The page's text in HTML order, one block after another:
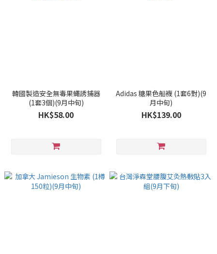
韓國製造安全無毒果蠅誘捕器
(1套3個)(9月中旬)
HK$58.00
Adidas 糖果色船襪 (1套6對)(9
月中旬)
HK$139.00